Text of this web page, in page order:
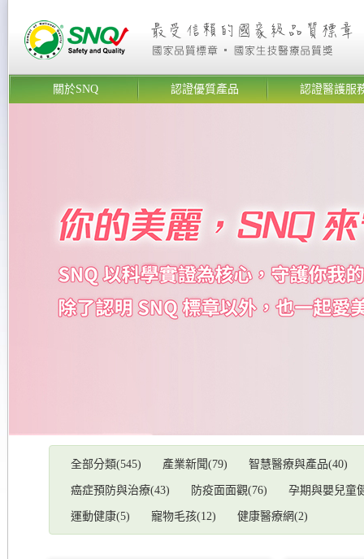
關於SNQ 認證優質產品 認證醫護服
全部分類(545) 產業新聞(79) 智慧醫療與產品(40)
癌症預防與治療(43) 防疫面面觀(76) 孕期與嬰兒童
運動健康(5) 寵物毛孩(12) 健康醫療網(2)